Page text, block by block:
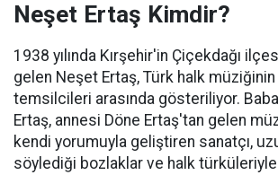
Neşet Ertaş Kimdir?
1938 yılında Kırşehir'in Çiçekdağı
gelen Neşet Ertaş, Türk halk
temsilcileri arasında gösteriliyor.
Ertaş, annesi Döne Ertaş'tan gelen
kendi yorumuyla geliştiren sanatçı,
söylediği bozlaklar ve halk türküleriyle